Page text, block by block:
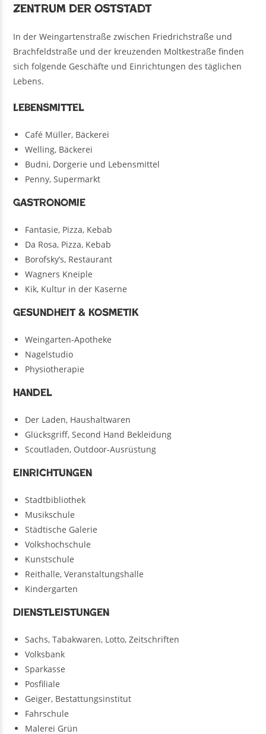
Zentrum der Oststadt
In der Weingartenstraße zwischen Friedrichstraße und
Brachfeldstraße und der kreuzenden Moltkestraße finden
sich folgende Geschäfte und Einrichtungen des täglichen
Lebens.
Lebensmittel
Café Müller, Bäckerei
Welling, Bäckerei
Budni, Dorgerie und Lebensmittel
Penny, Supermarkt
Gastronomie
Fantasie, Pizza, Kebab
Da Rosa, Pizza, Kebab
Borofsky’s, Restaurant
Wagners Kneiple
Kik, Kultur in der Kaserne
Gesundheit & Kosmetik
Weingarten-Apotheke
Nagelstudio
Physiotherapie
Handel
Der Laden, Haushaltwaren
Glücksgriff, Second Hand Bekleidung
Scoutladen, Outdoor-Ausrüstung
Einrichtungen
Stadtbibliothek
Musikschule
Städtische Galerie
Volkshochschule
Kunstschule
Reithalle, Veranstaltungshalle
Kindergarten
Dienstleistungen
Sachs, Tabakwaren, Lotto, Zeitschriften
Volksbank
Sparkasse
Posfiliale
Geiger, Bestattungsinstitut
Fahrschule
Malerei Grün